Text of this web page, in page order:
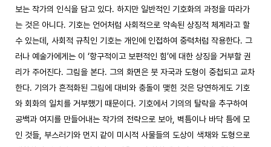
보는 작가의 인식을 담고 있다. 하지만 일반적인 기호화의 과정을 따라가
는 것은 아니다. 기호는 언어처럼 사회적으로 약속된 상징적 체계라고 할
수 있는데, 사회적 규칙인 기호는 개인에 인접하여 중력처럼 작용한다. 그
러나 예술가에게는 이 ‘항구적이고 보편적인 힘’에 대한 상징을 거부할 권
리가 주어진다. 그림을 본다. 그의 화면은 붓 자국과 도형이 중첩되고 교차
한다. 기의가 흔적화된 그림에 대비와 충돌이 맺힌 것은 당연하게도 기호
와 회화의 일치를 거부했기 때문이다. 기호에서 기의의 탈락을 추구하여
공백과 여지를 만들어내는 작가의 전략으로 보아, 벽틈이나 바닥 틈에 모
인 것들, 부스러기와 먼지 같이 미시적 사물들의 도상이 색채와 도형으로